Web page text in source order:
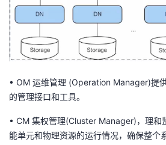
• OM 运维管理 (Operation Manager)提
的管理接口和工具。
• CM 集权管理(Cluster Manager)，理和
能单元和物理资源的运行情况，确保整个